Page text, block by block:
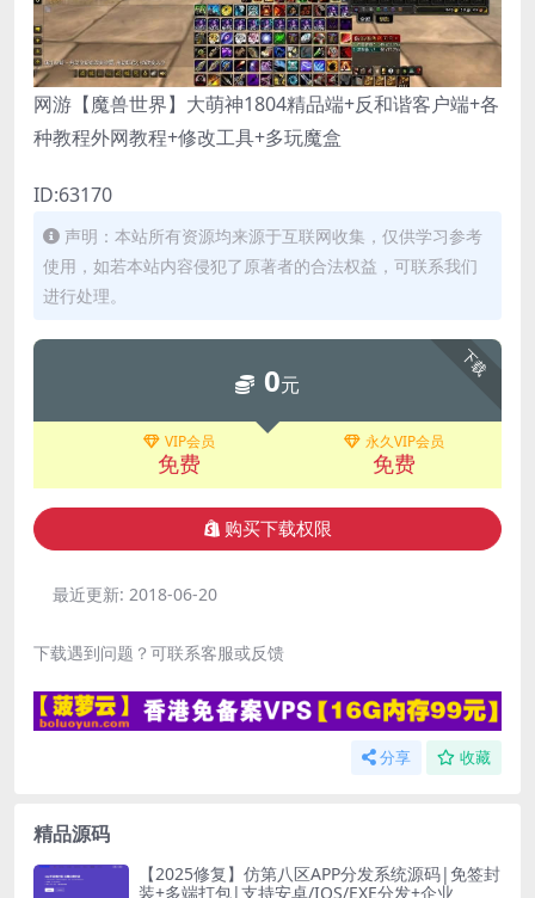
网游【魔兽世界】大萌神1804精品端+反和谐客户端+各
种教程外网教程+修改工具+多玩魔盒
ID:63170
声明：本站所有资源均来源于互联网收集，仅供学习参考
使用，如若本站内容侵犯了原著者的合法权益，可联系我们
进行处理。
下载
0元
VIP会员
免费
永久VIP会员
免费
购买下载权限
最近更新: 2018-06-20
下载遇到问题？可联系客服或反馈
分享 收藏
精品源码
【2025修复】仿第八区APP分发系统源码|免签封
装+多端打包|支持安卓/IOS/EXE分发+企业